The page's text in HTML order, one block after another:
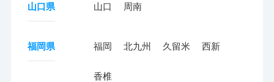
山口県 山口 周南
福岡県 福岡 北九州 久留米 西新
香椎